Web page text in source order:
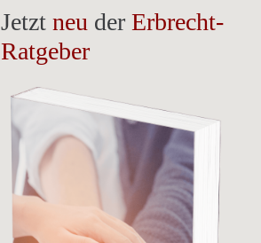
Jetztneu derErbrecht-
Ratgeber